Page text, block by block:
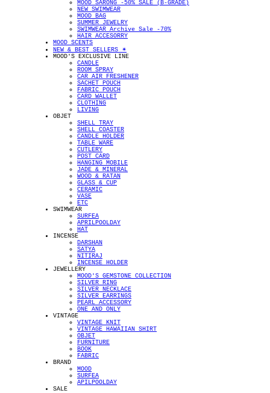
MOOD SARONG -50% SALE (B-GRADE)
NEW SWIMWEAR
MOOD BAG
SUMMER JEWELRY
SWIMWEAR Archive Sale -70%
HAIR ACCESORRY
MOOD SCENTS
NEW & BEST SELLERS ✴︎
MOOD'S EXCLUSIVE LINE
CANDLE
ROOM SPRAY
CAR AIR FRESHENER
SACHET POUCH
FABRIC POUCH
CARD WALLET
CLOTHING
LIVING
OBJET
SHELL TRAY
SHELL COASTER
CANDLE HOLDER
TABLE WARE
CUTLERY
POST CARD
HANGING MOBILE
JADE & MINERAL
WOOD & RATAN
GLASS & CUP
CERAMIC
VASE
ETC
SWIMWEAR
SURFEA
APRILPOOLDAY
HAT
INCENSE
DARSHAN
SATYA
NITIRAJ
INCENSE HOLDER
JEWELLERY
MOOD'S GEMSTONE COLLECTION
SILVER RING
SILVER NECKLACE
SILVER EARRINGS
PEARL ACCESSORY
ONE AND ONLY
VINTAGE
VINTAGE KNIT
VINTAGE HAWAIIAN SHIRT
OBJET
FURNITURE
BOOK
FABRIC
BRAND
MOOD
SURFEA
APILPOOLDAY
SALE